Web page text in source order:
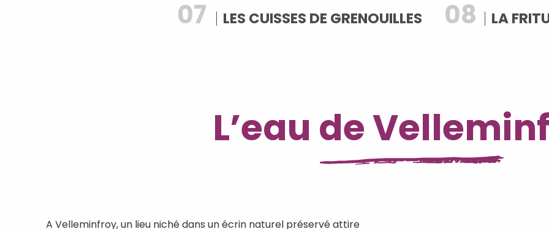
7 LES CUISSES DE GRENOUILLES 8 LA
L’eau de
A Velleminfroy, un lieu niché dans un écrin naturel préservé attire